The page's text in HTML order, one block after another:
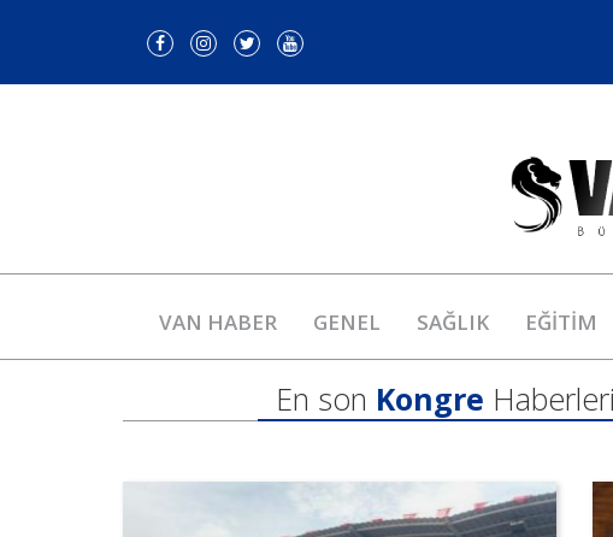
VAN HABER GENEL SAĞLIK EĞİTİM
En son Kongre